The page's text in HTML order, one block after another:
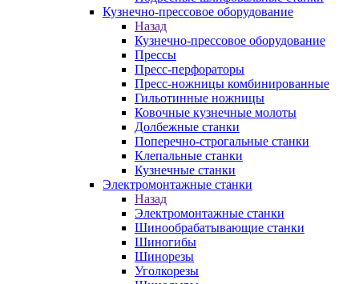
Кузнечно-прессовое оборудование
Назад
Кузнечно-прессовое оборудование
Прессы
Пресс-перфораторы
Пресс-ножницы комбинированные
Гильотинные ножницы
Ковочные кузнечные молоты
Долбежные станки
Поперечно-строгальные станки
Клепальные станки
Кузнечные станки
Электромонтажные станки
Назад
Электромонтажные станки
Шинообрабатывающие станки
Шиногибы
Шинорезы
Уголкорезы